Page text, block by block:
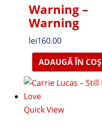
Warning –
Warning
lei160.00
ADAUGĂ ÎN COȘ
Quick View